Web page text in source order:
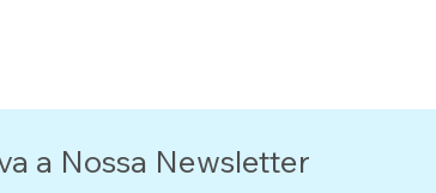
a Nossa Newsletter